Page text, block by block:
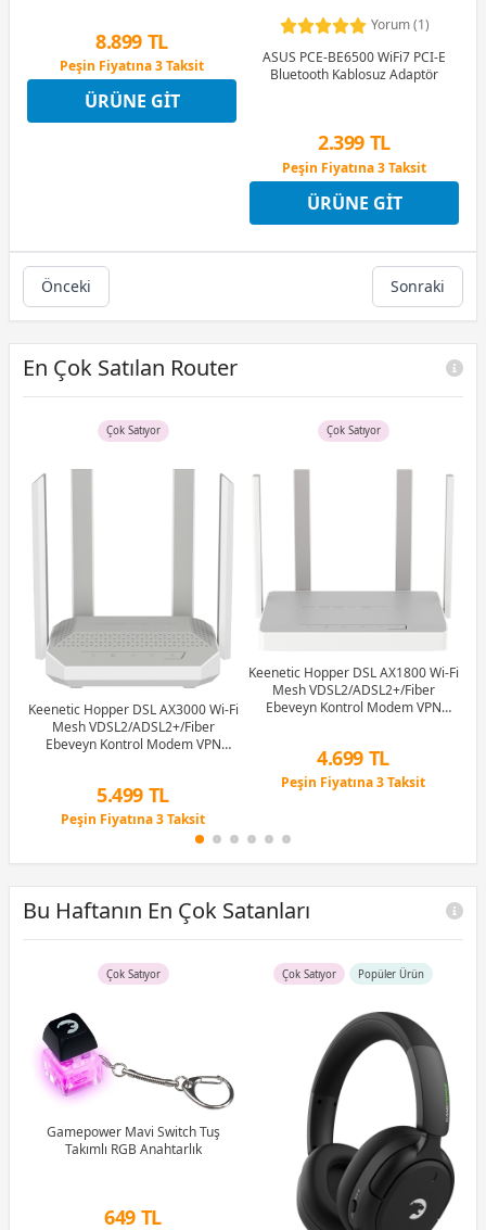
8.899 TL
Peşin Fiyatına 3 Taksit
12 Ay x 1.047 TL taksitle
Peşin Fiyatına 3 Taksit
ÜRÜNE GIT
Yorum (1)
ASUS PCE-BE6500 WiFi7 PCI-E
Bluetooth Kablosuz Adaptör
2.399 TL
Peşin Fiyatına 3 Taksit
12 Ay x 282 TL taksitle
Peşin Fiyatına 3 Taksit
ÜRÜNE GIT
Önceki Sonraki
En Çok Satılan Router
Çok Satıyor
Keenetic Hopper DSL AX3000 Wi-Fi
Mesh VDSL2/ADSL2+/Fiber
Ebeveyn Kontrol Modem VPN
5.499 TL
Peşin Fiyatına 3 Taksit
12 Ay x 647 TL taksitle
Çok Satıyor
Keenetic Hopper DSL AX1800 Wi-Fi
Mesh VDSL2/ADSL2+/Fiber
Ebeveyn Kontrol Modem VPN
4.699 TL
Peşin Fiyatına 3 Taksit
Bu Haftanın En Çok Satanları
Çok Satıyor
Gamepower Mavi Switch Tuş
Takımlı RGB Anahtarlık
649 TL
Çok Satıyor Popüler Ürün